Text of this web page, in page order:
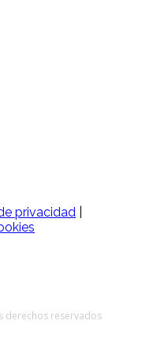
privacidad
derechos reservados